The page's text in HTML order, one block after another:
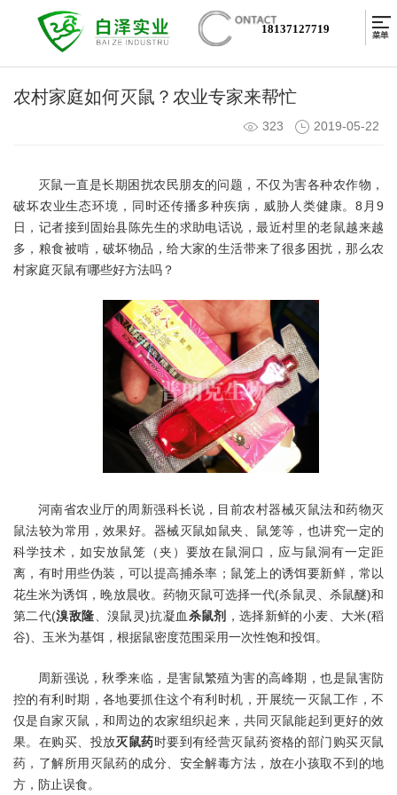
18137127719
农村家庭如何灭鼠？农业专家来帮忙
323 2019-05-22
灭鼠一直是长期困扰农民朋友的问题，不仅为害各种农作物，
破坏农业生态环境，同时还传播多种疾病，威胁人类健康。8月9
日，记者接到固始县陈先生的求助电话说，最近村里的老鼠越来越
多，粮食被啃，破坏物品，给大家的生活带来了很多困扰，那么农
村家庭灭鼠有哪些好方法吗？
河南省农业厅的周新强科长说，目前农村器械灭鼠法和药物灭
鼠法较为常用，效果好。器械灭鼠如鼠夹、鼠笼等，也讲究一定的
科学技术，如安放鼠笼（夹）要放在鼠洞口，应与鼠洞有一定距
离，有时用些伪装，可以提高捕杀率；鼠笼上的诱饵要新鲜，常以
花生米为诱饵，晚放晨收。药物灭鼠可选择一代(杀鼠灵、杀鼠醚)和
第二代(溴敌隆 、溴鼠灵)抗凝血杀鼠剂
，选择新鲜的小麦、大米(稻
谷)、玉米为基饵，根据鼠密度范围采用一次性饱和投饵。
周新强说，秋季来临，是害鼠繁殖为害的高峰期，也是鼠害防
控的有利时期，各地要抓住这个有利时机，开展统一灭鼠工作，不
仅是自家灭鼠，和周边的农家组织起来，共同灭鼠能起到更好的效
果。在购买、投放灭鼠药时要到有经营灭鼠药资格的部门购买灭鼠
药，了解所用灭鼠药的成分、安全解毒方法，放在小孩取不到的地
方，防止误食。